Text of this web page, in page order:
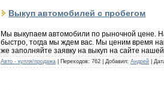
Выкуп автомобилей с пробегом
Мы выкупаем автомобили по рыночной цене.
быстро, тогда мы ждем вас. Мы ценим время
же заполняйте заявку на выкуп на сайте
Авто - купля/продажа | Переходов: 762 | Добавил: Андрей |